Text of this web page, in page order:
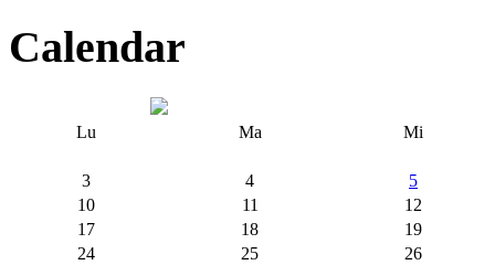
Calendar
Lu Ma Mi
3 4
5
10
11
12
17
18
19
24
25
26